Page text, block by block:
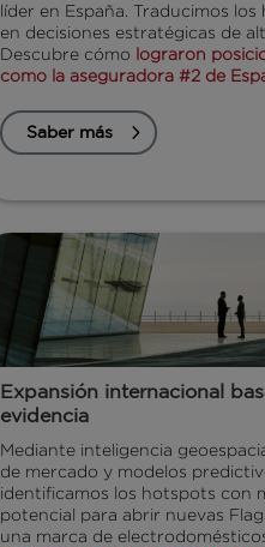
líder en España. Traducimos los
en decisiones estratégicas de
Descubre cómo lograron
como la aseguradora #2 de
Saber más
Expansión internacional
evidencia
Mediante inteligencia
de mercado y modelos
identificamos los hotspots con
potencial para abrir nuevas
una marca de